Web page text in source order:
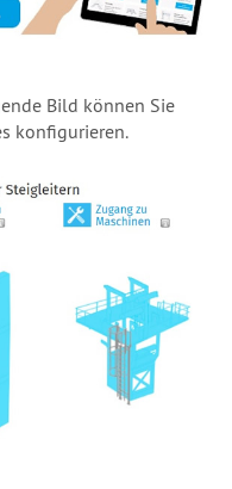
Bild können Sie
konfigurieren.